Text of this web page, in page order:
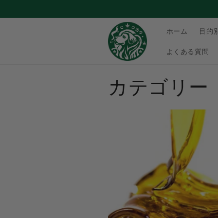
進む
ホーム 目的
よくある質問
カテゴリー